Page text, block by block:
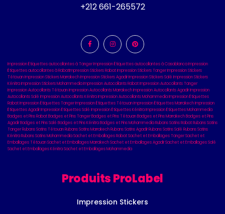
Produits ProLabel
Impression Stickers
+212 661-265572
Impression Étiquettes autocollantes à TangerImpression Étiquettes autocollantes à CasablancaImpression
Étiquettes autocollantes à RabatImpression Stickers RabatImpression Stickers TangerImpression Stickers
TétouanImpression Stickers MarrakechImpression Stickers AgadirImpression Stickers Salé Impression Stickers
KénitraImpression Stickers MohammediaImpression Autocollants RabatImpression Autocollants Tanger
Impression Autocollants TétouanImpression Autocollants MarrakechImpression Autocollants AgadirImpression
Autocollants Salé Impression Autocollants KénitraImpression Autocollants MohammediaImpression Étiquettes
RabatImpression Étiquettes TangerImpression Étiquettes TétouanImpression Étiquettes MarrakechImpression
Étiquettes AgadirImpression Étiquettes Salé Impression Étiquettes KénitraImpression Étiquettes Mohammedia
Badges et Pins RabatBadges et Pins TangerBadges et Pins TétouanBadges et Pins MarrakechBadges et Pins
AgadirBadges et Pins Salé Badges et Pins KénitraBadges et Pins MohammediaRubans Satins RabatRubans Satins
TangerRubans Satins TétouanRubans Satins MarrakechRubans Satins AgadirRubans Satins Salé Rubans Satins
KénitraRubans Satins MohammediaSachet et Emballages RabatSachet et Emballages TangerSachet et
Emballages TétouanSachet et Emballages MarrakechSachet et Emballages AgadirSachet et Emballages Salé
Sachet et Emballages KénitraSachet et Emballages Mohammedia